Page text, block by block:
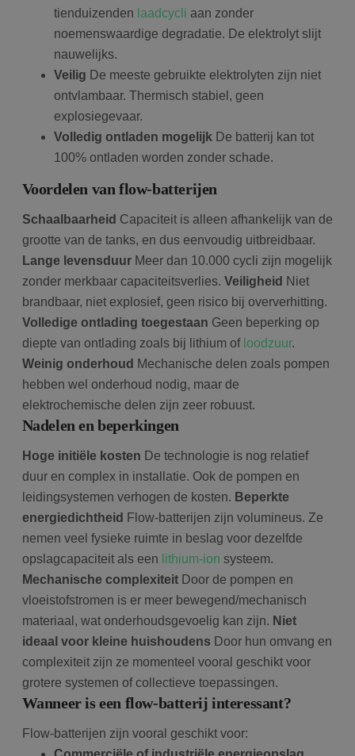
tienduizenden laadcycli aan zonder
noemenswaardige degradatie. De elektrolyt slijt
nauwelijks.
Veilig De meeste gebruikte elektrolyten zijn niet
ontvlambaar. Thermisch stabiel, geen
explosiegevaar.
Volledig ontladen mogelijkDe batterij kan tot
100% ontladen worden zonder schade.
Voordelen van flow-batterijen
Schaalbaarheid Capaciteit is alleen afhankelijk van de
grootte van de tanks, en dus eenvoudig uitbreidbaar.
Lange levensduurMeer dan 10.000 cycli zijn mogelijk
zonder merkbaar capaciteitsverlies. Veiligheid Niet
brandbaar, niet explosief, geen risico bij oververhitting.
Volledige ontlading toegestaan Geen beperking op
diepte van ontlading zoals bij lithium of loodzuur.
Weinig onderhoud Mechanische delen zoals pompen
hebben wel onderhoud nodig, maar de
elektrochemische delen zijn zeer robuust.
Nadelen en beperkingen
Hoge initiële kosten De technologie is nog relatief
duur en complex in installatie. Ook de pompen en
leidingsystemen verhogen de kosten. Beperkte
energiedichtheid Flow-batterijen zijn volumineus. Ze
nemen veel fysieke ruimte in beslag voor dezelfde
opslagcapaciteit als een lithium-ion systeem.
Mechanische complexiteitDoor de pompen en
vloeistofstromen is er meer bewegend/mechanisch
materiaal, wat onderhoudsgevoelig kan zijn. Niet
ideaal voor kleine huishoudens Door hun omvang en
complexiteit zijn ze momenteel vooral geschikt voor
grotere systemen of collectieve toepassingen.
Wanneer is een flow-batterij interessant?
Flow-batterijen zijn vooral geschikt voor: